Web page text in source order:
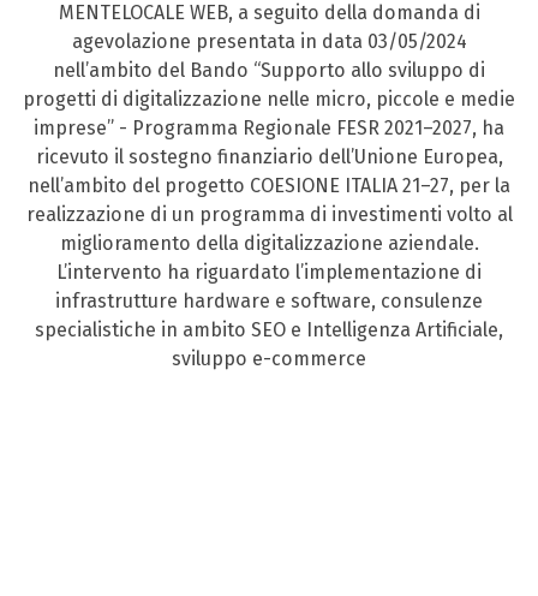
MENTELOCALE WEB, a seguito della domanda di
agevolazione presentata in data 03/05/2024
nell’ambito del Bando “Supporto allo sviluppo di
progetti di digitalizzazione nelle micro, piccole e medie
imprese” - Programma Regionale FESR 2021–2027, ha
ricevuto il sostegno finanziario dell’Unione Europea,
nell’ambito del progetto COESIONE ITALIA 21–27, per la
realizzazione di un programma di investimenti volto al
miglioramento della digitalizzazione aziendale.
L’intervento ha riguardato l’implementazione di
infrastrutture hardware e software, consulenze
specialistiche in ambito SEO e Intelligenza Artificiale,
sviluppo e-commerce